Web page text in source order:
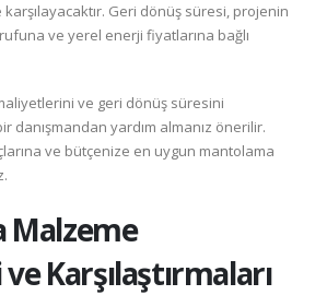
Geri dönüş süresi, projenin
ve yerel enerji fiyatlarına bağlı
ve geri dönüş süresini
danışmandan yardım almanız önerilir.
ve bütçenize en uygun mantolama
Malzeme
Karşılaştırmaları